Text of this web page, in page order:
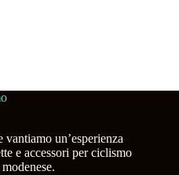
vantiamo un’esperienza
e accessori per ciclismo